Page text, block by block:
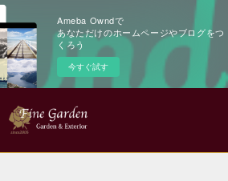
Ameba Owndで
あなただけのホームページやブログをつ
くろう
今すぐ試す